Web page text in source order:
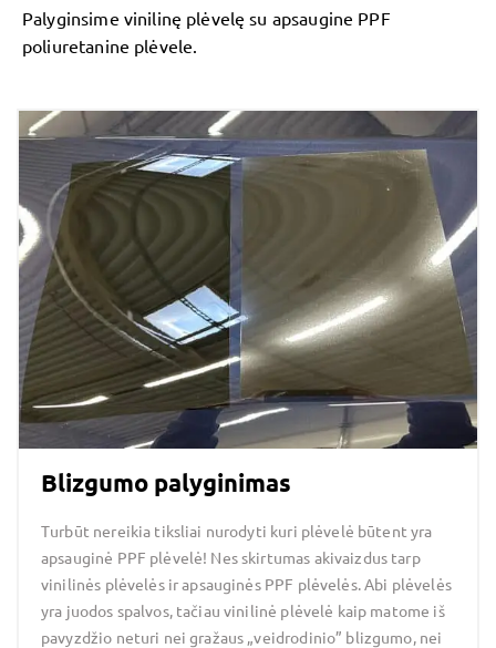
Palyginsime vinilinę plėvelę su apsaugine PPF
poliuretanine plėvele.
Blizgumo palyginimas
Turbūt nereikia tiksliai nurodyti kuri plėvelė būtent yra
apsauginė PPF plėvelė! Nes skirtumas akivaizdus tarp
vinilinės plėvelės ir apsauginės PPF plėvelės. Abi plėvelės
yra juodos spalvos, tačiau vinilinė plėvelė kaip matome iš
pavyzdžio neturi nei gražaus „veidrodinio” blizgumo, nei